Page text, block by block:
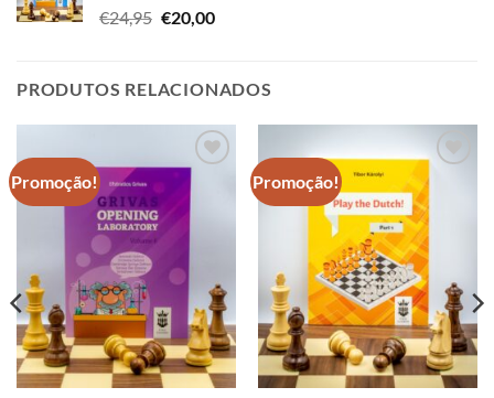
€24,95.€20,00.
€24,95 O
era:
€20,00O
é:
PRODUTOS RELACIONADOS
Promoção!
Adicionar
à lista de
Promoção!
Adicionar
à lista de
desejos